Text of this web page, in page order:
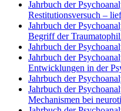
Jahrbuch der
Restitutionsversuch –
Jahrbuch der
Begriff der
Jahrbuch der
Jahrbuch der
Entwicklungen in der
Jahrbuch der
Jahrbuch der
Mechanismen bei